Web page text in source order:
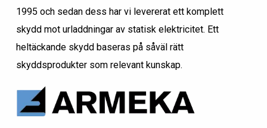
1995 och sedan dess har vi levererat ett komplett
skydd mot urladdningar av statisk elektricitet. Ett
heltäckande skydd baseras på såväl rätt
skyddsprodukter som relevant kunskap.